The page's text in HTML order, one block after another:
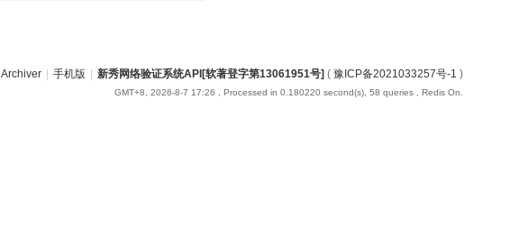
Archiver | 手机版 | 新秀网络验证系统API[软著登字第13061951号] ( 豫ICP备2021033257号-1 )
GMT+8, 2026-8-7 17:26 , Processed in 0.180220 second(s), 58 queries , Redis On.